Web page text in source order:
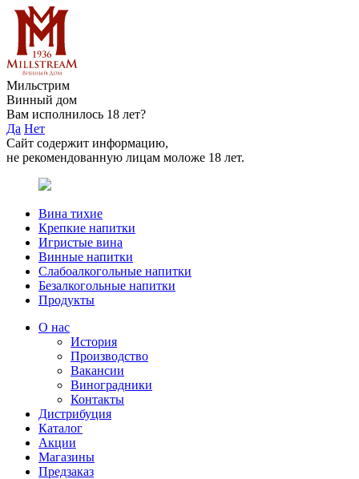
Мильстрим
Винный дом
Вам исполнилось 18 лет?
Да Нет
Сайт содержит информацию,
не рекомендованную лицам моложе 18 лет.
Вина тихие
Крепкие напитки
Игристые вина
Винные напитки
Слабоалкогольные напитки
Безалкогольные напитки
Продукты
О нас
История
Производство
Вакансии
Виноградники
Контакты
Дистрибуция
Каталог
Акции
Магазины
Предзаказ